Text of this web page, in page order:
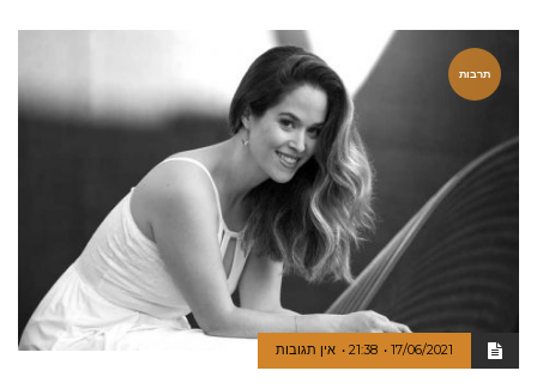
תרבות
17/06/2021
21:38 אין תגובות